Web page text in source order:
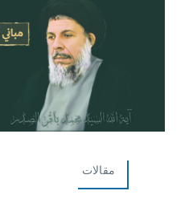
مقالات